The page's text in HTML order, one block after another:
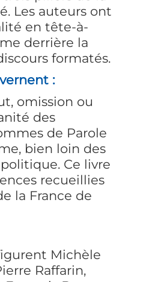
Les auteurs ont
en tête-à-
derrière la
formatés.
:
omission ou
des
de Parole
bien loin des
Ce livre
recueillies
la France de
Michèle
Raffarin,